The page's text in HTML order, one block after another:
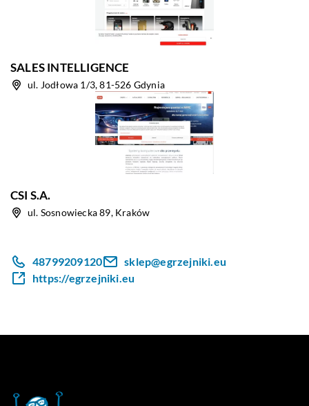
SALES INTELLIGENCE
ul. Jodłowa 1/3, 81-526 Gdynia
CSI S.A.
ul. Sosnowiecka 89, Kraków
48799209120
sklep@egrzejniki.eu
https://egrzejniki.eu